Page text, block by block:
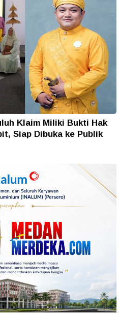
Klaim Miliki Bukti Hak
Siap Dibuka ke Publik